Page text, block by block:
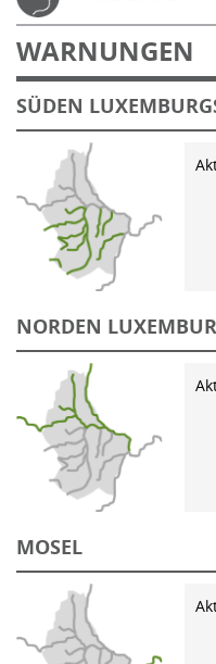
WARNUNGEN
SÜDEN
NORDEN
MOSEL